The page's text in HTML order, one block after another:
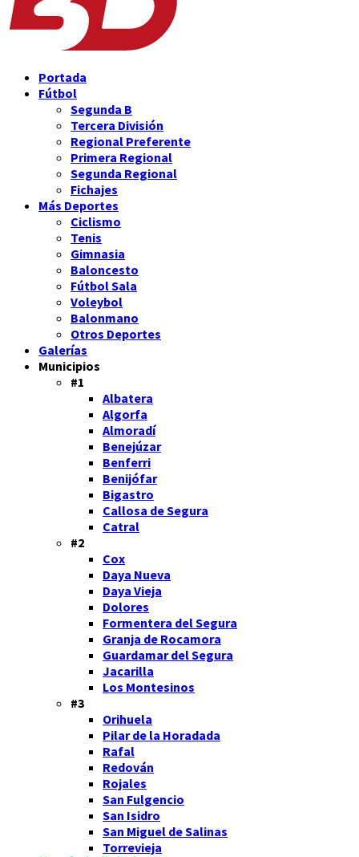
Portada
Fútbol
Segunda B
Tercera División
Regional Preferente
Primera Regional
Segunda Regional
Fichajes
Más Deportes
Ciclismo
Tenis
Gimnasia
Baloncesto
Fútbol Sala
Voleybol
Balonmano
Otros Deportes
Galerías
Municipios
#1
Albatera
Algorfa
Almoradí
Benejúzar
Benferri
Benijófar
Bigastro
Callosa de Segura
Catral
#2
Cox
Daya Nueva
Daya Vieja
Dolores
Formentera del Segura
Granja de Rocamora
Guardamar del Segura
Jacarilla
Los Montesinos
#3
Orihuela
Pilar de la Horadada
Rafal
Redován
Rojales
San Fulgencio
San Isidro
San Miguel de Salinas
Torrevieja